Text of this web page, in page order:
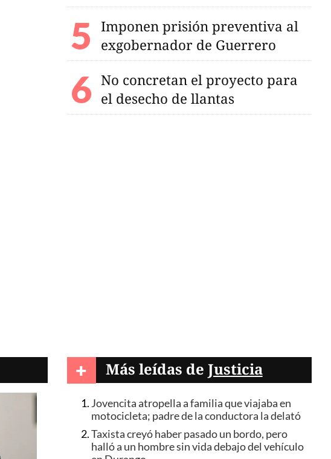
Imponen prisión preventiva al
exgobernador de Guerrero
No concretan el proyecto para
el desecho de llantas
+ Más leídas de Justicia
Jovencita atropella a familia que viajaba en
motocicleta; padre de la conductora la delató
Taxista creyó haber pasado un bordo, pero
halló a un hombre sin vida debajo del vehículo